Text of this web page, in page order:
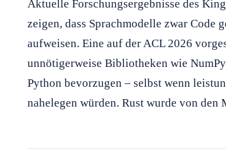
Aktuelle Forschungsergebnisse des
zeigen, dass Sprachmodelle zwar Code
aufweisen. Eine auf der ACL 2026
unnötigerweise Bibliotheken wie
Python bevorzugen – selbst wenn
nahelegen würden. Rust wurde von